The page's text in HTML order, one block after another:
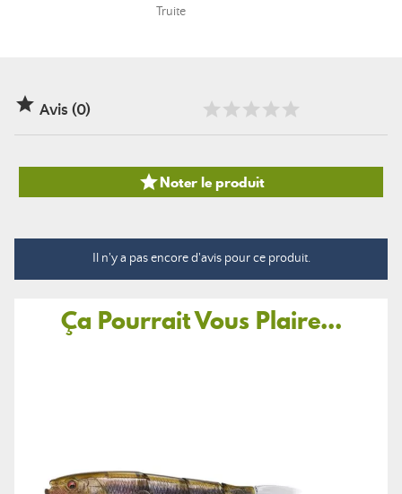
Truite
 Avis (0)
Noter le produit
Il n'y a pas encore d'avis pour ce produit.
Ça Pourrait Vous Plaire...